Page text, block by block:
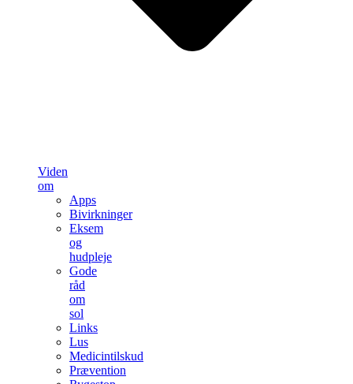
Viden
om
Apps
Bivirkninger
Eksem
og
hudpleje
Gode
råd
om
sol
Links
Lus
Medicintilskud
Prævention